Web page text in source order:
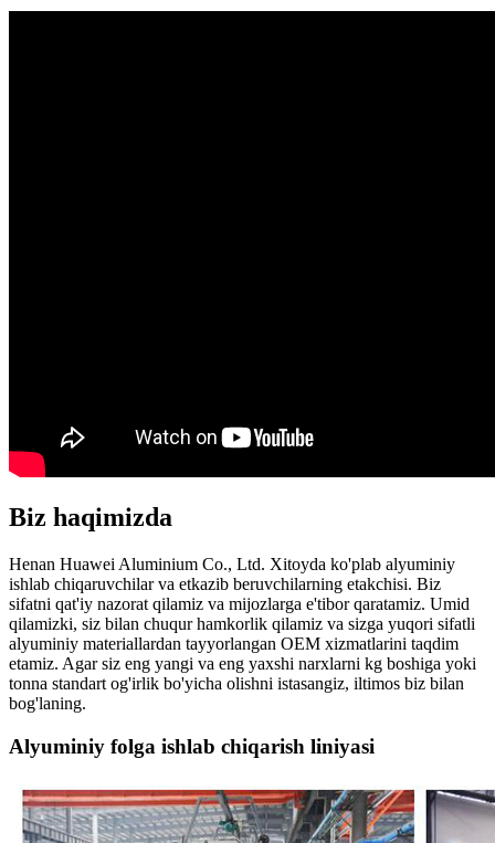
Biz haqimizda
Henan Huawei Aluminium Co., Ltd. Xitoyda ko'plab alyuminiy
ishlab chiqaruvchilar va etkazib beruvchilarning etakchisi. Biz
sifatni qat'iy nazorat qilamiz va mijozlarga e'tibor qaratamiz. Umid
qilamizki, siz bilan chuqur hamkorlik qilamiz va sizga yuqori sifatli
alyuminiy materiallardan tayyorlangan OEM xizmatlarini taqdim
etamiz. Agar siz eng yangi va eng yaxshi narxlarni kg boshiga yoki
tonna standart og'irlik bo'yicha olishni istasangiz, iltimos biz bilan
bog'laning.
Alyuminiy folga ishlab chiqarish liniyasi